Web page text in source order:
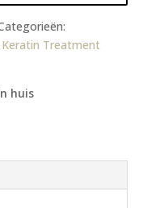
Keratin Treatment
huis